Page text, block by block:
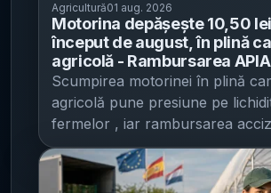
Agricultură01 aug. 2026
Motorina depășește 10,50
început de august, în plină
agricolă - Rambursarea
lei/litru reduce costul, dar
după achiziție
Scumpirea motorinei în plină
agricolă pune presiune pe
fermelor , iar rambursarea
APIA reduce costul doar după
a fost deja făcută, potrivit
august 2026, motorina